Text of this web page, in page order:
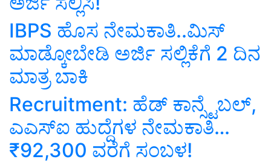
IBPS ಹೊಸ ನೇಮಕಾತಿ..ಮಿಸ್‌
ಮಾಡ್ಕೋಬೇಡಿ ಅರ್ಜಿ ಸಲ್ಲಿಕೆಗೆ 2 ದಿನ
ಮಾತ್ರ ಬಾಕಿ
Recruitment: ಹೆಡ್ ಕಾನ್ಸ್ಟೆಬಲ್,
ಎಎಸ್ಐ ಹುದ್ದೆಗಳ ನೇಮಕಾತಿ…
₹92,300 ವರೆಗೆ ಸಂಬಳ!